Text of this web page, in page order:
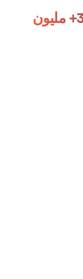
يثق في Jotform أكثر من 35+ مليون